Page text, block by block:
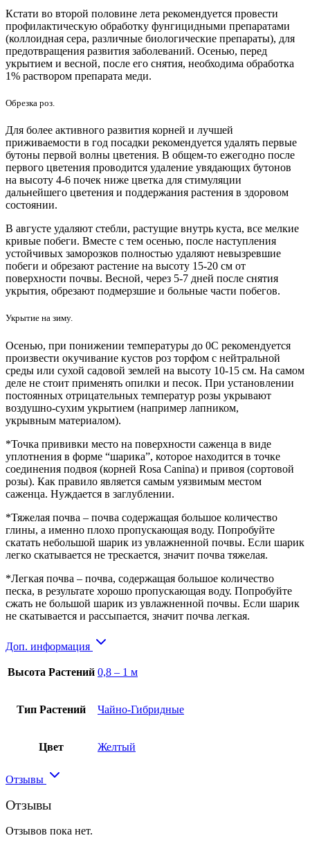
Кстати во второй половине лета рекомендуется провести
профилактическую обработку фунгицидными препаратами
(коллоидная сера, различные биологические препараты), для
предотвращения развития заболеваний. Осенью, перед
укрытием и весной, после его снятия, необходима обработка
1% раствором препарата меди.
Обрезка роз.
Для более активного развития корней и лучшей
приживаемости в год посадки рекомендуется удалять первые
бутоны первой волны цветения. В общем-то ежегодно после
первого цветения проводится удаление увядающих бутонов
на высоту 4-6 почек ниже цветка для стимуляции
дальнейшего цветения и поддержания растения в здоровом
состоянии.
В августе удаляют стебли, растущие внутрь куста, все мелкие
кривые побеги. Вместе с тем осенью, после наступления
устойчивых заморозков полностью удаляют невызревшие
побеги и обрезают растение на высоту 15-20 см от
поверхности почвы. Весной, через 5-7 дней после снятия
укрытия, обрезают подмерзшие и больные части побегов.
Укрытие на зиму.
Осенью, при понижении температуры до 0С рекомендуется
произвести окучивание кустов роз торфом с нейтральной
среды или сухой садовой землей на высоту 10-15 см. На самом
деле не стоит применять опилки и песок. При установлении
постоянных отрицательных температур розы укрывают
воздушно-сухим укрытием (например лапником,
укрывным материалом).
*Точка прививки место на поверхности саженца в виде
уплотнения в форме “шарика”, которое находится в точке
соединения подвоя (корней Rosa Canina) и привоя (сортовой
розы). Как правило является самым уязвимым местом
саженца. Нуждается в заглублении.
*Тяжелая почва – почва содержащая большое количество
глины, а именно плохо пропускающая воду. Попробуйте
скатать небольшой шарик из увлажненной почвы. Если шарик
легко скатывается не трескается, значит почва тяжелая.
*Легкая почва – почва, содержащая большое количество
песка, в результате хорошо пропускающая воду. Попробуйте
сжать не большой шарик из увлажненной почвы. Если шарик
не скатывается и рассыпается, значит почва легкая.
Доп. информация
Высота Растений 0,8 – 1 м
Тип Растений Чайно-Гибридные
Цвет Желтый
Отзывы
Отзывы
Отзывов пока нет.